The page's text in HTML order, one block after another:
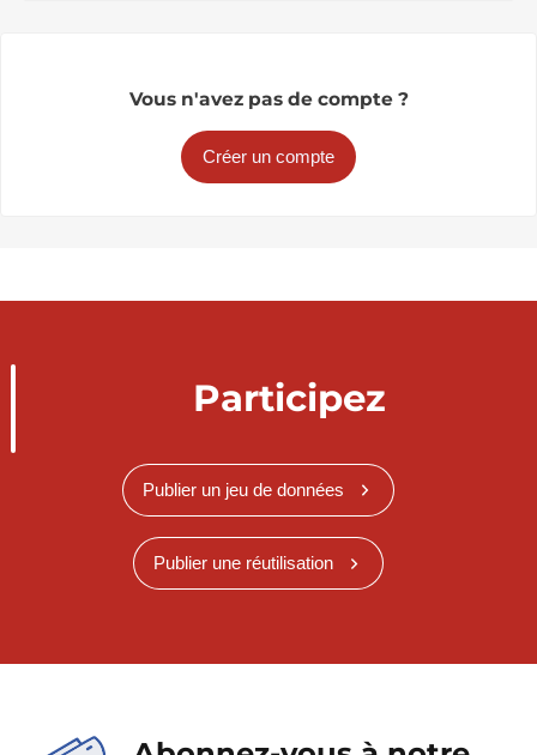
Vous n'avez pas de compte ?
Créer un compte
Participez
Publier un jeu de données
Publier une réutilisation